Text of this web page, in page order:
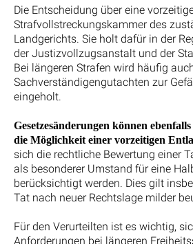
Die Entscheidung über eine
Strafvollstreckungskammer des
Landgerichts. Sie holt dafür in der
der Justizvollzugsanstalt und der
Bei längeren Strafen wird häufig
Sachverständigengutachten zur
eingeholt.
Gesetzesänderungen können
die Möglichkeit einer vorzeitigen
sich die rechtliche Bewertung einer
als besonderer Umstand für eine
berücksichtigt werden. Dies gilt
Tat nach neuer Rechtslage milder
Für den Verurteilten ist es wichtig,
Anforderungen bei längeren